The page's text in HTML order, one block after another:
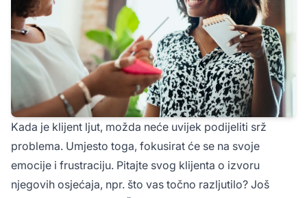
Kada je klijent ljut, možda neće uvijek podijeliti srž
problema. Umjesto toga, fokusirat će se na svoje
emocije i frustraciju. Pitajte svog klijenta o izvoru
njegovih osjećaja, npr. što vas točno razljutilo? Još